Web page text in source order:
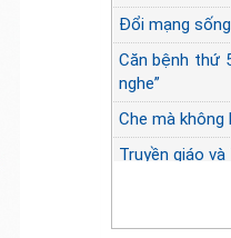
Đổi mạng
Căn bệnh thứ
nghe”
Che mà không
Truyền giáo